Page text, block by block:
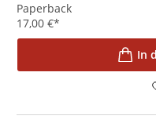
Paperback
17,00 €*
In